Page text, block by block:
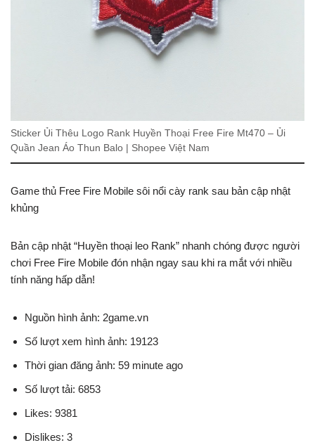
Sticker Ủi Thêu Logo Rank Huyền Thoại Free Fire Mt470 – Ủi
Quần Jean Áo Thun Balo | Shopee Việt Nam
Game thủ Free Fire Mobile sôi nổi cày rank sau bản cập nhật
khủng
Bản cập nhật “Huyền thoại leo Rank” nhanh chóng được người
chơi Free Fire Mobile đón nhận ngay sau khi ra mắt với nhiều
tính năng hấp dẫn!
Nguồn hình ảnh: 2game.vn
Số lượt xem hình ảnh: 19123
Thời gian đăng ảnh: 59 minute ago
Số lượt tải: 6853
Likes: 9381
Dislikes: 3